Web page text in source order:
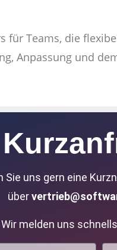
für Teams, die
Anpassung und
Sie uns gern eine
über
Wir melden uns